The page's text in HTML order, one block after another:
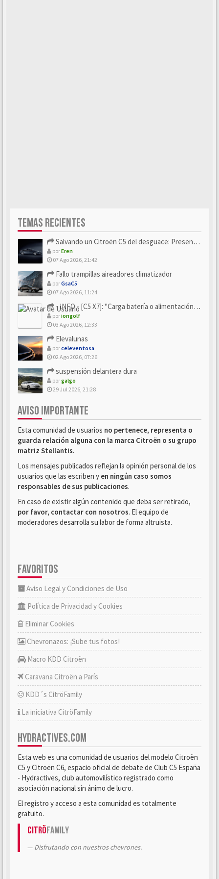
TEMAS RECIENTES
Salvando un Citroën C5 del desguace: Presentación y seguimiento
porEren
07 Ago 2026, 21:42
Fallo trampillas aireadores climatizador
porGsaC5
07 Ago 2026, 11:24
- INFO - [C5 X7]: "Carga batería o alimentación eléctri...
poriongolf
03 Ago 2026, 12:33
Elevalunas
porceleventosa
02 Ago 2026, 07:26
suspensión delantera dura
porgalgo
29 Jul 2026, 21:28
AVISO IMPORTANTE
Esta comunidad de usuarios no pertenece, representa o
guarda relación alguna con la marca Citroën o su grupo
matriz Stellantis.
Los mensajes publicados reflejan la opinión personal de los
usuarios que las escriben y en ningún caso somos
responsables de sus publicaciones.
En caso de existir algún contenido que deba ser retirado,
por favor, contactar con nosotros. El equipo de
moderadores desarrolla su labor de forma altruista.
FAVORITOS
Aviso Legal y Condiciones de Uso
Política de Privacidad y Cookies
Eliminar Cookies
Chevronazos: ¡Sube tus fotos!
Macro KDD Citroën
Caravana Citroën a París
KDD´s CitröFamily
La iniciativa CitröFamily
HYDRACTIVES.COM
Esta web es una comunidad de usuarios del modelo Citroën
C5 y Citroën C6, espacio oficial de debate de Club C5 España
- Hydractives, club automovilístico registrado como
asociación nacional sin ánimo de lucro.
El registro y acceso a esta comunidad es totalmente
gratuito.
CitröFamily
Disfrutando con nuestros chevrones.